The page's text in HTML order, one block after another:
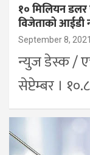
१० मिलियन डलर
विजेताको आईडी
September 8, 2021
न्युज डेस्क /
सेप्टेम्बर ।